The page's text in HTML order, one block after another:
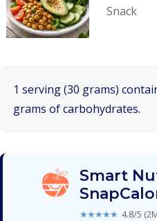
Snack
1 serving (30 grams)
grams of carbohydrates.
Smart
★★★★★ 4.8/5